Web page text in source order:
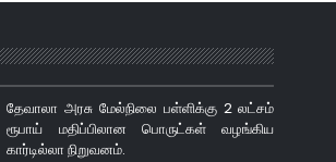
தேவாலா அரசு மேல்நிலை பள்ளிக்கு 2 லட்சம்
ரூபாய் மதிப்பிலான பொருட்கள் வழங்கிய
கார்டில்லா நிறுவனம்.